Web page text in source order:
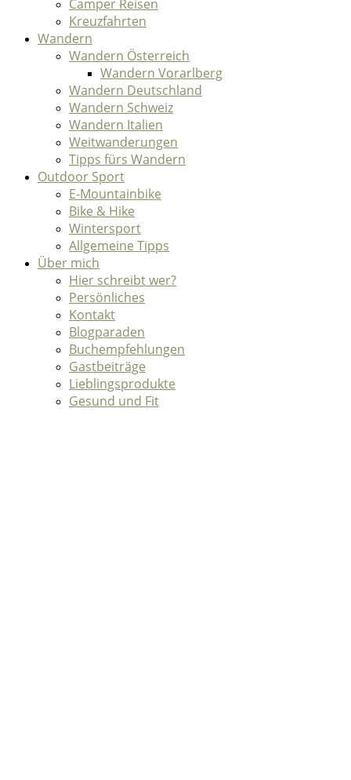
Camper Reisen
Kreuzfahrten
Wandern
Wandern Österreich
Wandern Vorarlberg
Wandern Deutschland
Wandern Schweiz
Wandern Italien
Weitwanderungen
Tipps fürs Wandern
Outdoor Sport
E-Mountainbike
Bike & Hike
Wintersport
Allgemeine Tipps
Über mich
Hier schreibt wer?
Persönliches
Kontakt
Blogparaden
Buchempfehlungen
Gastbeiträge
Lieblingsprodukte
Gesund und Fit